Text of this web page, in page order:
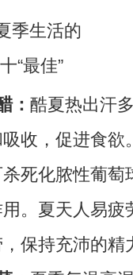
： 酷夏热出汗
收，促进食欲
死化脓性葡萄
。夏天人易疲
保持充沛的精